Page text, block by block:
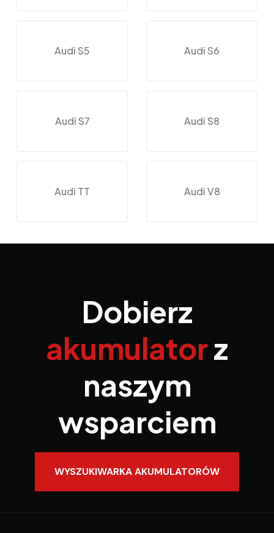
Audi S5 Audi S6
Audi S7 Audi S8
Audi TT Audi V8
Dobierz
akumulatorz
naszym
wsparciem
WYSZUKIWARKA AKUMULATORÓW